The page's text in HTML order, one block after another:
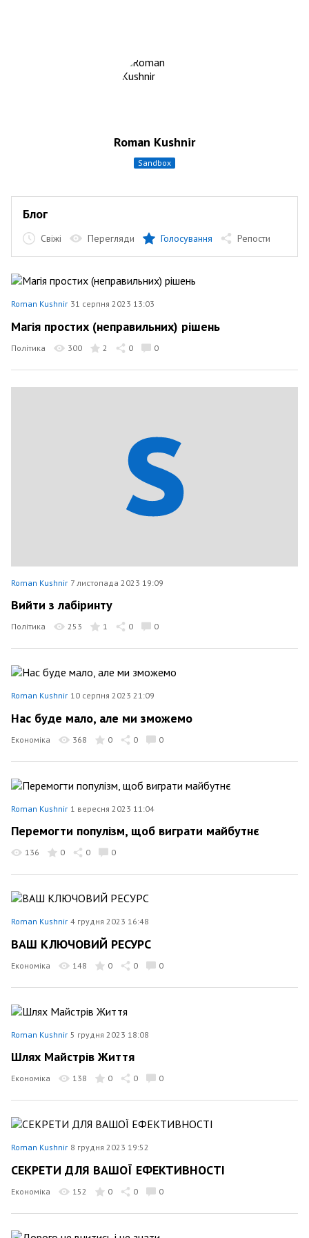
Roman Kushnir
sandbox
Блог
Свіжі Перегляди Голосування Репости
Roman Kushnir 31 серпня 2023 13:03
Магія простих (неправильних) рішень
Політика 300 2 0 0
Roman Kushnir 7 листопада 2023 19:09
Вийти з лабіринту
Політика 253 1 0 0
Roman Kushnir 10 серпня 2023 21:09
Нас буде мало, але ми зможемо
Економіка 368 0 0 0
Roman Kushnir 1 вересня 2023 11:04
Перемогти популізм, щоб виграти майбутнє
136 0 0 0
Roman Kushnir 4 грудня 2023 16:48
ВАШ КЛЮЧОВИЙ РЕСУРС
Економіка 148 0 0 0
Roman Kushnir 5 грудня 2023 18:08
Шлях Майстрів Життя
Економіка 138 0 0 0
Roman Kushnir 8 грудня 2023 19:52
СЕКРЕТИ ДЛЯ ВАШОЇ ЕФЕКТИВНОСТІ
Економіка 152 0 0 0